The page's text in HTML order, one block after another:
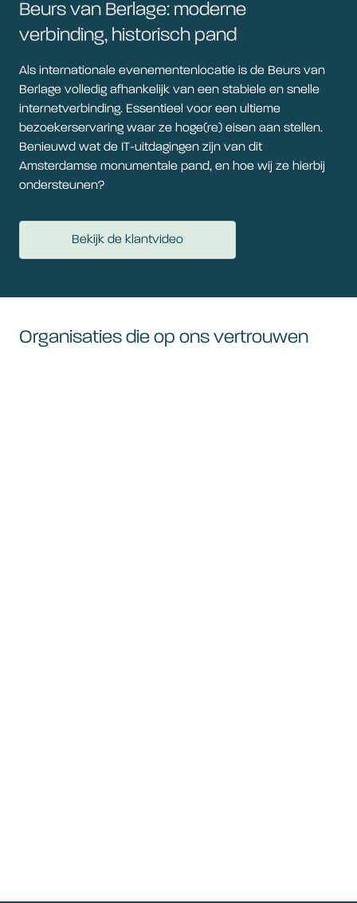
Beurs van Berlage: moderne
verbinding, historisch pand
Als internationale evenementenlocatie is de Beurs van
Berlage volledig afhankelijk van een stabiele en snelle
internetverbinding. Essentieel voor een ultieme
bezoekerservaring waar ze hoge(re) eisen aan stellen.
Benieuwd wat de IT-uitdagingen zijn van dit
Amsterdamse monumentale pand, en hoe wij ze hierbij
ondersteunen?
Bekijk de klantvideo
Organisaties die op ons vertrouwen